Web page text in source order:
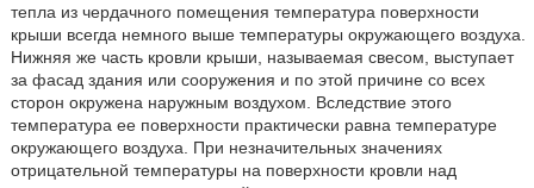
тепла из чердачного помещения температура поверхности
крыши всегда немного выше температуры окружающего воздуха.
Нижняя же часть кровли крыши, называемая свесом, выступает
за фасад здания или сооружения и по этой причине со всех
сторон окружена наружным воздухом. Вследствие этого
температура ее поверхности практически равна температуре
окружающего воздуха. При незначительных значениях
отрицательной температуры на поверхности кровли над